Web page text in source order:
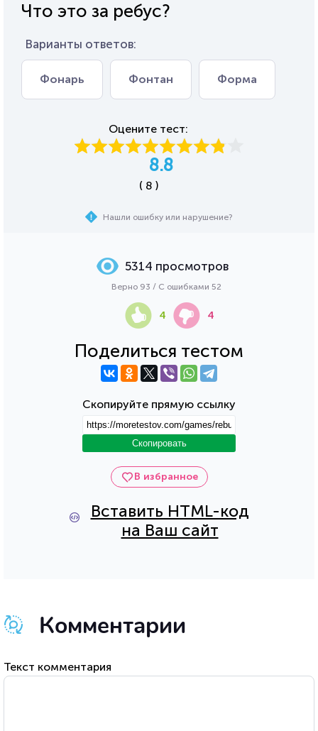
Что это за ребус?
Варианты ответов:
Фонарь Фонтан Форма
Оцените тест:
8.8
( 8 )
Нашли ошибку или нарушение?
В избранное
Вставить HTML-код
на Ваш сайт
Поделиться тестом
Скопируйте прямую ссылку
Скопировать
5314 просмотров
Верно 93 / С ошибками 52
4 4
Комментарии
Текст комментария